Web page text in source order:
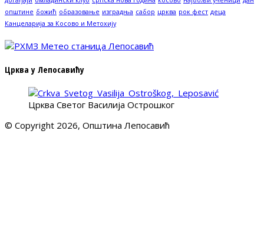
општине божић образовање изградња сабор црква рок фест деца
Канцеларија за Косово и Метохију
Црква у Лепосавићу
Црква Светог Василија Острошког
© Copyright 2026, Општина Лепосавић